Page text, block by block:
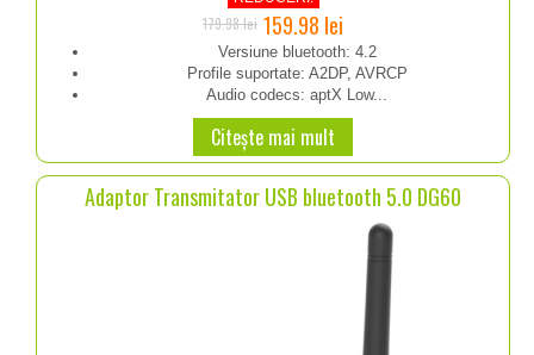
Prețul
inițial
a
fost:
179.98 lei.
159.98 lei
curent
este:
159.98 lei.
179.98lei
Versiune bluetooth: 4.2
Profile suportate: A2DP, AVRCP
Audio codecs: aptX Low...
Citește mai mult
Adaptor Transmitator USB bluetooth 5.0 DG60